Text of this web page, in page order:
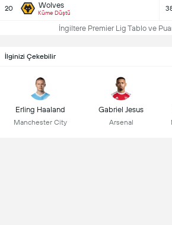
20 Wolves
Küme Düştü
İngiltere Premier Lig Tablo ve
İlginizi Çekebilir
Erling Haaland
Manchester City
Gabriel Jesus
Arsenal